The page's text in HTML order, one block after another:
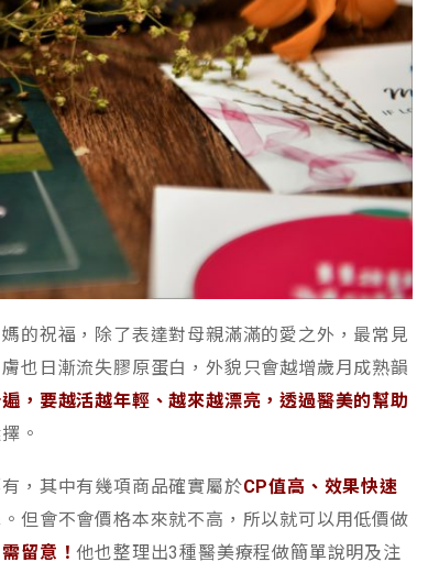
的祝福，除了表達對母親滿滿的愛之外，最常見
也日漸流失膠原蛋白，外貌只會越增歲月成熟韻
，要越活越年輕、越來越漂亮，透過醫美的幫助
。
，其中有幾項商品確實屬於CP值高、效果快速
但會不會價格本來就不高，所以就可以用低價做
留意！他也整理出3種醫美療程做簡單說明及注